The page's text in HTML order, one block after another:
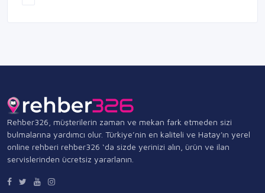
Rehber326, müşterilerin zaman ve mekan fark etmeden sizi
bulmalarına yardımcı olur. Türkiye’nin en kaliteli ve Hatay'ın yerel
online rehberi rehber326 ‘da sizde yerinizi alın, ürün ve ilan
servislerinden ücretsiz yararlanın.